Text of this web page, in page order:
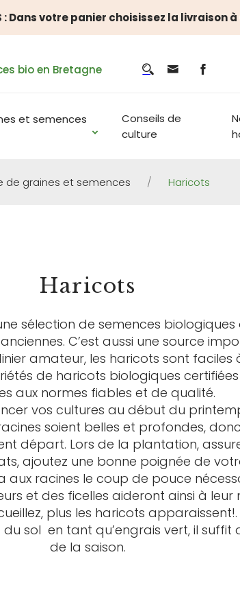
: Dans votre panier choisissez la livraison
bio en Bretagne
et semences
Conseils de
culture
de graines et semences / Haricots
Haricots
sélection de semences biologiques
C’est aussi une source
amateur, les haricots sont faciles
de haricots biologiques
aux normes fiables et de qualité.
vos cultures au début du
soient belles et profondes,
départ. Lors de la plantation,
ajoutez une bonne poignée de
racines le coup de pouce
et des ficelles aideront ainsi à leur
plus les haricots
sol en tant qu’engrais vert, il suffit
de la saison.